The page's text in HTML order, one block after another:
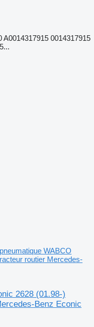
A0014317915 0014317915
WABCO
routier Mercedes-
2628 (01.98-)
Benz Econic